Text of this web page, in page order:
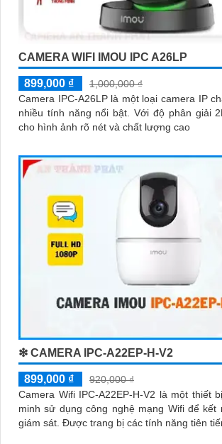
CAMERA WIFI IMOU IPC A26LP
899,000 ₫
1,000,000 ₫
Camera IPC-A26LP là một loại camera IP
nhiều tính năng nổi bật. Với độ phân giải 2MP, camera này
cho hình ảnh rõ nét và chất lượng cao
❇ CAMERA IPC-A22EP-H-V2
899,000 ₫
920,000 ₫
Camera Wifi IPC-A22EP-H-V2 là một thiết
minh sử dụng công nghệ mạng Wifi để kết
giám sát. Được trang bị các tính năng tiên